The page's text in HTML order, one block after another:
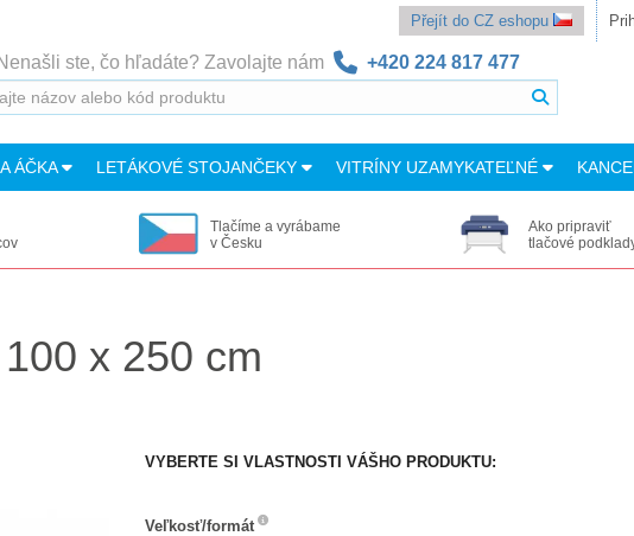
Přejít do CZ eshopu
ste, čo hľadáte? Zavolajte nám +420 224 817 477
ÁČKA LETÁKOVÉ STOJANČEKY VITRÍNY UZAMYKATEĽNÉ
Tlačíme a vyrábame
v Česku
Ako pripraviť
tlačové
x 250 cm
VYBERTE SI VLASTNOSTI VÁŠHO PRODUKTU:
Veľkosť/formát